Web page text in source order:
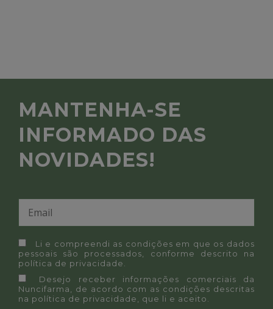
MANTENHA-SE
INFORMADO DAS
NOVIDADES!
Li e compreendi as condições em que os dados
pessoais são processados, conforme descrito na
política de privacidade.
Desejo receber informações comerciais da
Nuncifarma, de acordo com as condições descritas
na política de privacidade, que li e aceito.